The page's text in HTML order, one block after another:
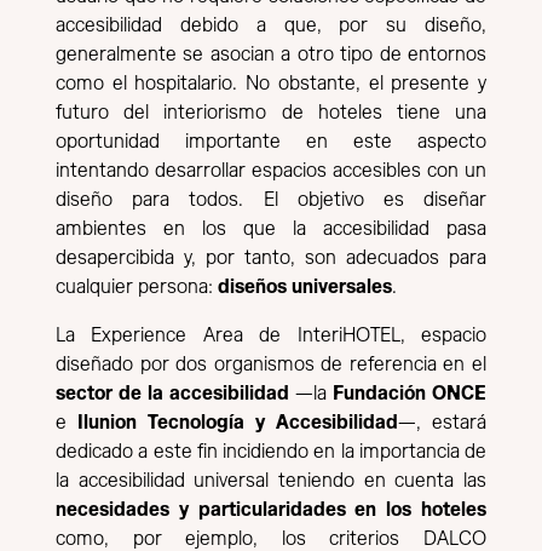
accesibilidad debido a que, por su diseño,
generalmente se asocian a otro tipo de entornos
como el hospitalario. No obstante, el presente y
futuro del interiorismo de hoteles tiene una
oportunidad importante en este aspecto
intentando desarrollar espacios accesibles con un
diseño para todos. El objetivo es diseñar
ambientes en los que la accesibilidad pasa
desapercibida y, por tanto, son adecuados para
cualquier persona: diseños universales.
La Experience Area de InteriHOTEL, espacio
diseñado por dos organismos de referencia en el
sector de la accesibilidad —la Fundación ONCE
e
Ilunion Tecnología y Accesibilidad—, estará
dedicado a este fin incidiendo en la importancia de
la accesibilidad universal teniendo en cuenta las
necesidades y particularidades en los hoteles
como, por ejemplo, los criterios DALCO